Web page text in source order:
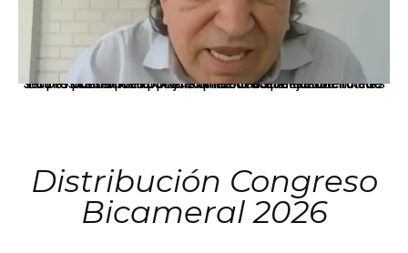
La presidenta Keiko Fujimori informó que la solicitud de indulto presentada por el expresidente Alejandro Toledo será evaluada por la Comisión de Gracias Presidenciales conforme al procedimiento establecido.
Distribución Congreso
Bicameral 2026